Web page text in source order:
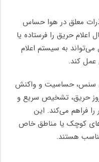
معلق در هوا حساس
حریق را فرستاده یا
به سیستم اعلام
کند.
سنس، حساسیت و واکنش
حریق، تشخیص سریع و
را فراهم می‌کند. این
کوچک یا مناطق خاص
هستند.